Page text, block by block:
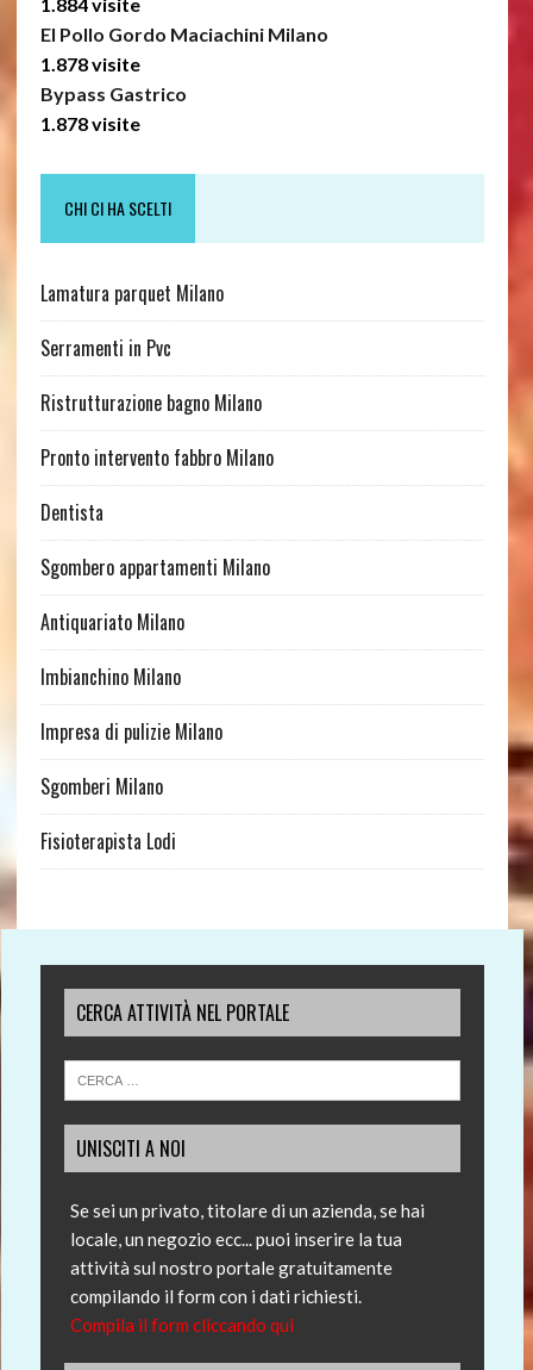
El Pollo Gordo Maciachini Milano
1.878 visite
Bypass Gastrico
1.878 visite
CHI CI HA SCELTI
Lamatura parquet Milano
Serramenti in Pvc
Ristrutturazione bagno Milano
Pronto intervento fabbro Milano
Dentista
Sgombero appartamenti Milano
Antiquariato Milano
Imbianchino Milano
Impresa di pulizie Milano
Sgomberi Milano
Fisioterapista Lodi
CERCA ATTIVITÀ NEL PORTALE
UNISCITI A NOI
Se sei un privato, titolare di un azienda, se hai
locale, un negozio ecc... puoi inserire la tua
attività sul nostro portale gratuitamente
compilando il form con i dati richiesti.
Compila il form cliccando qui